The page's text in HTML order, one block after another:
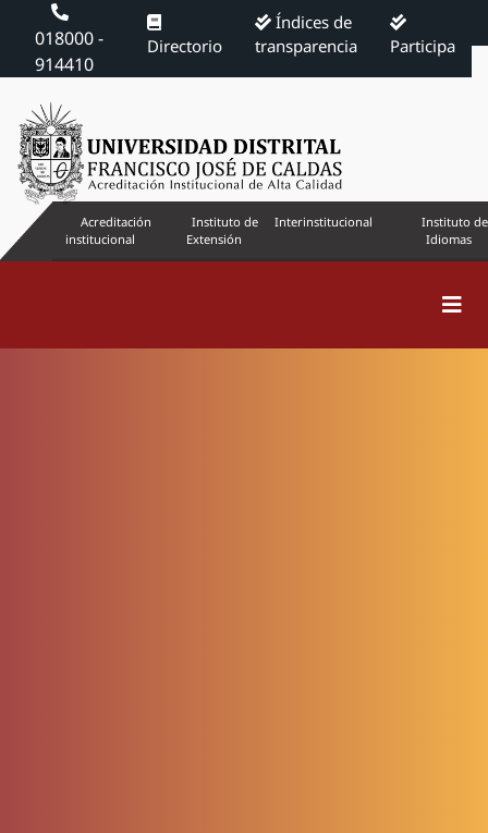
018000 -
914410
Directorio
Índices de
transparencia
Participa
Acreditación
institucional
Instituto de
Extensión
Interinstitucional
Instituto de
Idiomas